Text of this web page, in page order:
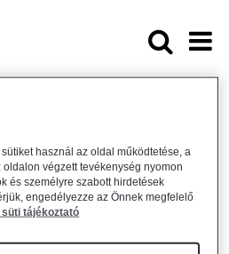
Befektetési
kezelt befektetési
/ 2022. szeptember 23.
használ az oldal működtetése, a
végzett tevékenység nyomon
és személyre szabott hirdetések
engedélyezze az Önnek megfelelő
süti tájékoztató